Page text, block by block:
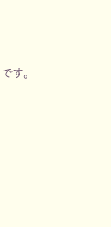
す。